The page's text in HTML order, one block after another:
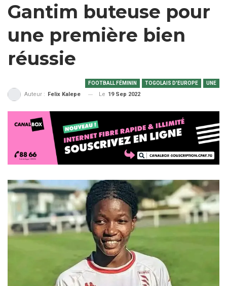
Gantim buteuse pour
une première bien
réussie
FOOTBALL FÉMININ TOGOLAIS D'EUROPE UNE
Auteur : Felix Kalepe Le 19 Sep 2022